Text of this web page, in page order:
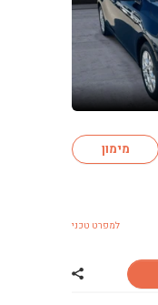
מימון
למפרט טכני
שתף רכב קיה